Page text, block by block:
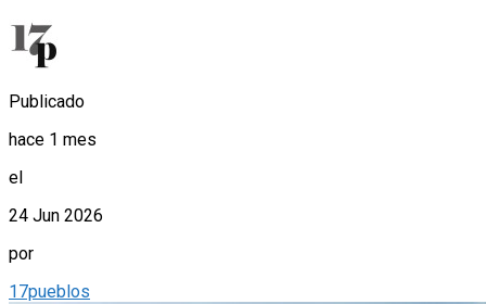
Publicado
hace 1 mes
el
24 Jun 2026
por
17pueblos